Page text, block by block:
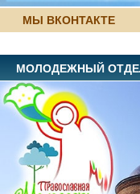
МЫ ВКОНТАКТЕ
МОЛОДЕЖНЫЙ